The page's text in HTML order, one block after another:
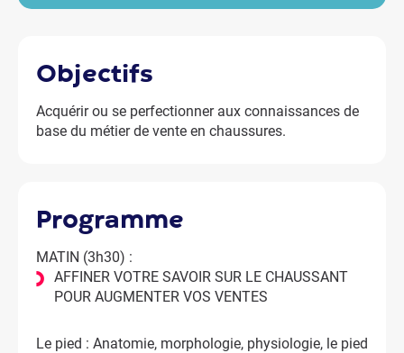
objectifs
Acquérir ou se perfectionner aux connaissances de
base du métier de vente en chaussures.
programme
MATIN (3h30) :
AFFINER VOTRE SAVOIR SUR LE CHAUSSANT
POUR AUGMENTER VOS VENTES
Le pied : Anatomie, morphologie, physiologie, le pied